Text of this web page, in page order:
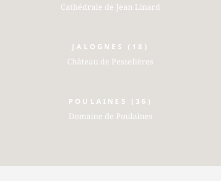
Cathédrale de Jean Linard
JALOGNES (18)
Château de Pesselières
POULAINES (36)
Domaine de Poulaines